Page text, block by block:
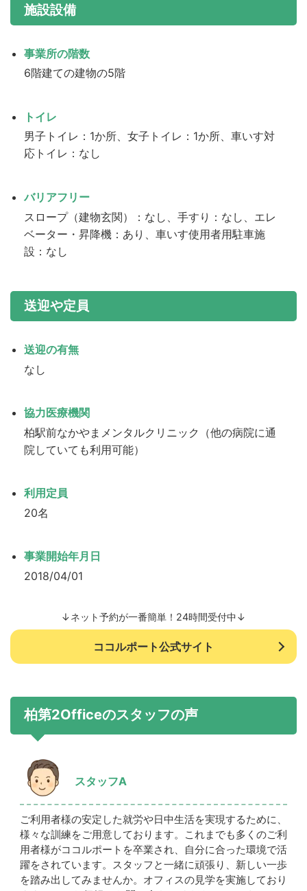
施設設備
事業所の階数
6階建ての建物の5階
トイレ
男子トイレ：1か所、女子トイレ：1か所、車いす対
応トイレ：なし
バリアフリー
スロープ（建物玄関）：なし、手すり：なし、エレ
ベーター・昇降機：あり、車いす使用者用駐車施
設：なし
送迎や定員
送迎の有無
なし
協力医療機関
柏駅前なかやまメンタルクリニック（他の病院に通
院していても利用可能）
利用定員
20名
事業開始年月日
2018/04/01
↓ネット予約が一番簡単！24時間受付中↓
ココルポート公式サイト
柏第2Officeのスタッフの声
スタッフA
ご利用者様の安定した就労や日中生活を実現するために、
様々な訓練をご用意しております。これまでも多くのご利
用者様がココルポートを卒業され、自分に合った環境で活
躍をされています。スタッフと一緒に頑張り、新しい一歩
を踏み出してみませんか。オフィスの見学を実施しており